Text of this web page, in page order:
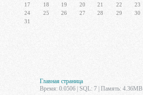
17
18 19 20 21 22
23
24
25 26 27 28 29
30
31
Главная страница
Время: 0.0506 | SQL: 7 | Память: 4.36MB